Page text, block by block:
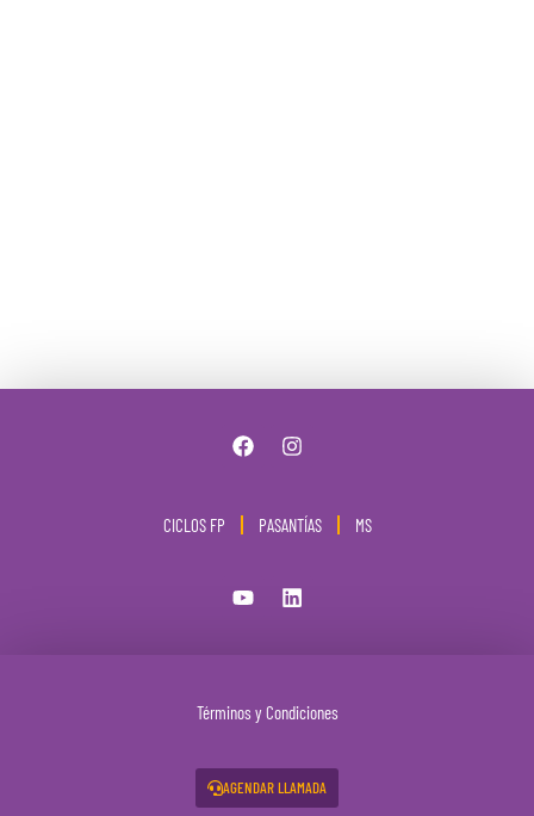
CICLOS FP PASANTÍAS MS
Términos y Condiciones
AGENDAR LLAMADA